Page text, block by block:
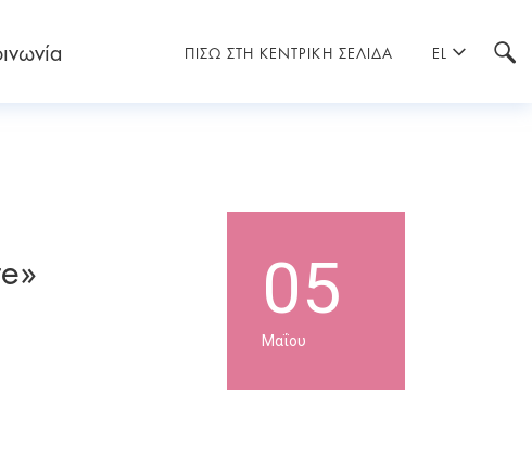
ΠΙΣΩ ΣΤΗ ΚΕΝΤΡΙΚΗ ΣΕΛΙΔΑ EL
05
Μαΐου